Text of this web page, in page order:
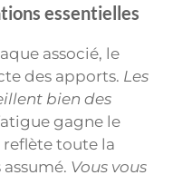
essentielles
associé, le
des apports. Les
bien des
gagne le
reflète toute la
Vous vous